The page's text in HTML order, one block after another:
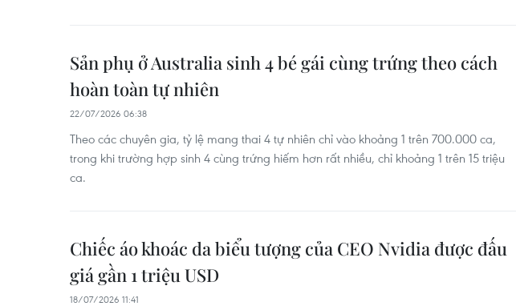
Sản phụ ở Australia sinh 4 bé gái cùng trứng theo cách
hoàn toàn tự nhiên
22/07/2026 06:38
Theo các chuyên gia, tỷ lệ mang thai 4 tự nhiên chỉ vào khoảng 1 trên 700.000 ca,
trong khi trường hợp sinh 4 cùng trứng hiếm hơn rất nhiều, chỉ khoảng 1 trên 15 triệu
ca.
Chiếc áo khoác da biểu tượng của CEO Nvidia được đấu
giá gần 1 triệu USD
18/07/2026 11:41